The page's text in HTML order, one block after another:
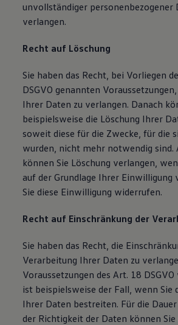
unvollständiger personenbezogener
verlangen.
Recht auf Löschung
Sie haben das Recht, bei Vorliegen
DSGVO genannten
Ihrer Daten zu verlangen. Danach
beispielsweise die Löschung Ihrer
soweit diese für die Zwecke, für die
wurden, nicht mehr notwendig sind.
können Sie Löschung verlangen,
auf der Grundlage Ihrer Einwilligung
Sie diese Einwilligung widerrufen.
Recht auf Einschränkung der
Sie haben das Recht, die
Verarbeitung Ihrer Daten zu
Voraussetzungen des Art. 18
ist beispielsweise der Fall, wenn Sie
Ihrer Daten bestreiten. Für die
der Richtigkeit der Daten können Sie